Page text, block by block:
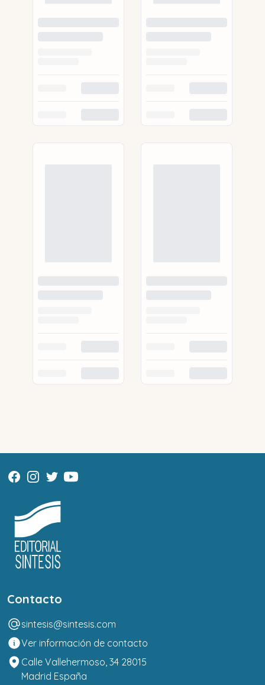
Contacto
sintesis@sintesis.com
Ver información de contacto
Calle Vallehermoso, 34 28015
Madrid España